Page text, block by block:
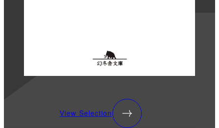
View Selection